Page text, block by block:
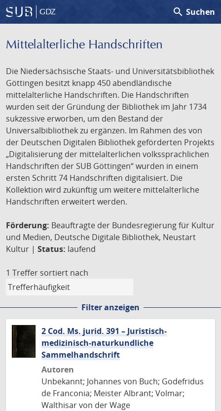
GDZ search Suchen
Mittelalterliche Handschriften
Die Niedersächsische Staats- und Universitätsbibliothek
Göttingen besitzt knapp 450 abendländische
mittelalterliche Handschriften. Die Handschriften
wurden seit der Gründung der Bibliothek im Jahr 1734
sukzessive erworben, um den Bestand der
Universalbibliothek zu ergänzen. Im Rahmen des von
der Deutschen Digitalen Bibliothek geförderten Projekts
„Digitalisierung der mittelalterlichen volkssprachlichen
Handschriften der SUB Göttingen“ wurden in einem
ersten Schritt 74 Handschriften digitalisiert. Die
Kollektion wird zukünftig um weitere mittelalterliche
Handschriften erweitert werden.
Förderung: Beauftragte der Bundesregierung für Kultur
und Medien, Deutsche Digitale Bibliothek, Neustart
Kultur | Status: laufend
1 Treffer sortiert nach
Filter anzeigen
2 Cod. Ms. jurid. 391 – Juristisch-
medizinisch-naturkundliche
Sammelhandschrift
Autoren
Unbekannt; Johannes von Buch; Godefridus
de Franconia; Meister Albrant; Volmar;
Walthisar von der Wage